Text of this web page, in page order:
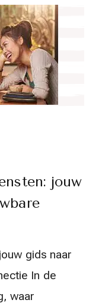
jouw
gids naar
In de
waar